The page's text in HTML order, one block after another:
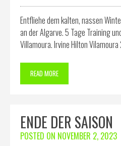
Entfliehe dem kalten, nassen
an der Algarve. 5 Tage Training
Villamoura. Irvine Hilton
READ MORE
ENDE DER SAISON
POSTED ON NOVEMBER 2, 2023